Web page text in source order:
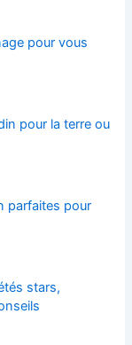
pour vous
pour la terre ou
parfaites pour
stars,